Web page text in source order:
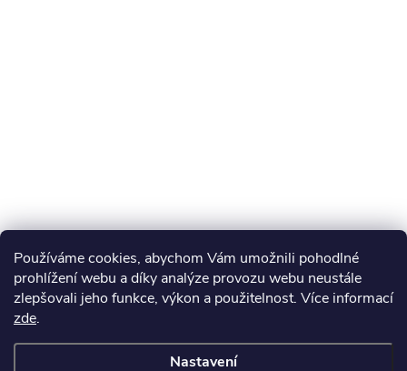
Používáme cookies, abychom Vám umožnili pohodlné
prohlížení webu a díky analýze provozu webu neustále
zlepšovali jeho funkce, výkon a použitelnost. Více informací
zde.
Nastavení